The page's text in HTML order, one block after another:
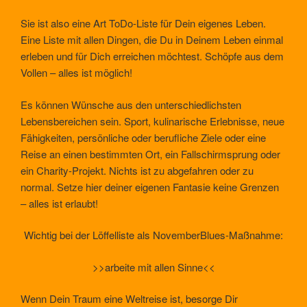
Sie ist also eine Art ToDo-Liste für Dein eigenes Leben.
Eine Liste mit allen Dingen, die Du in Deinem Leben einmal
erleben und für Dich erreichen möchtest. Schöpfe aus dem
Vollen – alles ist möglich!
Es können Wünsche aus den unterschiedlichsten
Lebensbereichen sein. Sport, kulinarische Erlebnisse, neue
Fähigkeiten, persönliche oder berufliche Ziele oder eine
Reise an einen bestimmten Ort, ein Fallschirmsprung oder
ein Charity-Projekt. Nichts ist zu abgefahren oder zu
normal. Setze hier deiner eigenen Fantasie keine Grenzen
– alles ist erlaubt!
Wichtig bei der Löffelliste als NovemberBlues-Maßnahme:
>>arbeite mit allen Sinne<<
Wenn Dein Traum eine Weltreise ist, besorge Dir